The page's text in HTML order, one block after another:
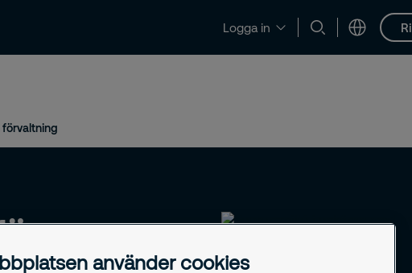
Logga in
Nyheter och insikter Kontakt och support Karriär
förvaltning
använder cookies